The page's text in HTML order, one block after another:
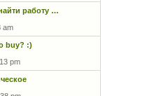
работу …
am
buy? :)
pm